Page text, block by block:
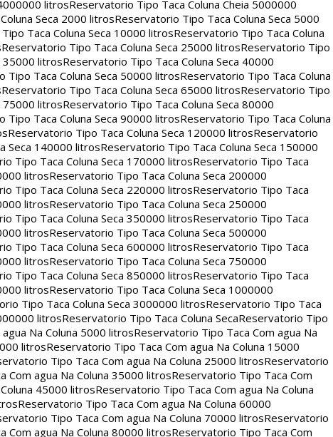
litrosReservatorio Tipo Taca Coluna Cheia 5000000
Seca 2000 litrosReservatorio Tipo Taca Coluna Seca 5000
Taca Coluna Seca 10000 litrosReservatorio Tipo Taca Coluna
Reservatorio Tipo Taca Coluna Seca 25000 litrosReservatorio Tipo
35000 litrosReservatorio Tipo Taca Coluna Seca 40000
Tipo Taca Coluna Seca 50000 litrosReservatorio Tipo Taca Coluna
Reservatorio Tipo Taca Coluna Seca 65000 litrosReservatorio Tipo
75000 litrosReservatorio Tipo Taca Coluna Seca 80000
Tipo Taca Coluna Seca 90000 litrosReservatorio Tipo Taca Coluna
Reservatorio Tipo Taca Coluna Seca 120000 litrosReservatorio
Seca 140000 litrosReservatorio Tipo Taca Coluna Seca 150000
Tipo Taca Coluna Seca 170000 litrosReservatorio Tipo Taca
litrosReservatorio Tipo Taca Coluna Seca 200000
Tipo Taca Coluna Seca 220000 litrosReservatorio Tipo Taca
litrosReservatorio Tipo Taca Coluna Seca 250000
Tipo Taca Coluna Seca 350000 litrosReservatorio Tipo Taca
litrosReservatorio Tipo Taca Coluna Seca 500000
Tipo Taca Coluna Seca 600000 litrosReservatorio Tipo Taca
litrosReservatorio Tipo Taca Coluna Seca 750000
Tipo Taca Coluna Seca 850000 litrosReservatorio Tipo Taca
litrosReservatorio Tipo Taca Coluna Seca 1000000
Tipo Taca Coluna Seca 3000000 litrosReservatorio Tipo Taca
litrosReservatorio Tipo Taca Coluna SecaReservatorio Tipo
Na Coluna 5000 litrosReservatorio Tipo Taca Com agua Na
litrosReservatorio Tipo Taca Com agua Na Coluna 15000
Tipo Taca Com agua Na Coluna 25000 litrosReservatorio
Com agua Na Coluna 35000 litrosReservatorio Tipo Taca Com
45000 litrosReservatorio Tipo Taca Com agua Na Coluna
Reservatorio Tipo Taca Com agua Na Coluna 60000
Tipo Taca Com agua Na Coluna 70000 litrosReservatorio
Com agua Na Coluna 80000 litrosReservatorio Tipo Taca Com